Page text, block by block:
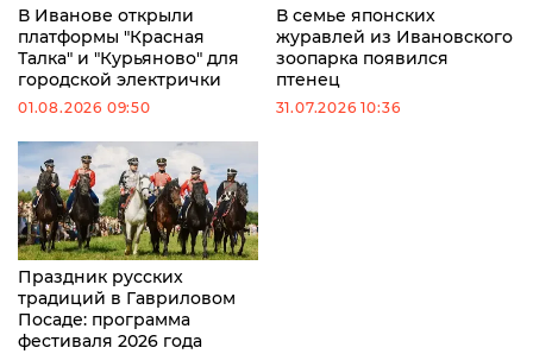
В Иванове открыли
платформы "Красная
Талка" и "Курьяново" для
городской электрички
01.08.2026 09:50
В семье японских
журавлей из Ивановского
зоопарка появился
птенец
31.07.2026 10:36
Праздник русских
традиций в Гавриловом
Посаде: программа
фестиваля 2026 года